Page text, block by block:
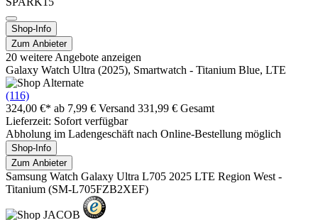
Shop-Info
Zum Anbieter
20 weitere Angebote anzeigen
Galaxy Watch Ultra (2025), Smartwatch - Titanium Blue, LTE
(116)
324,00 €* ab 7,99 € Versand 331,99 € Gesamt
Lieferzeit: Sofort verfügbar
Abholung im Ladengeschäft nach Online-Bestellung möglich
Shop-Info
Zum Anbieter
Samsung Watch Galaxy Ultra L705 2025 LTE Region West -
Titanium (SM-L705FZB2XEF)